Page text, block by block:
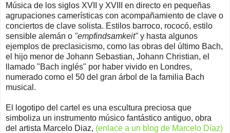
Música de los siglos XVII y XVIII en directo en pequeñas
agrupaciones camerísticas con acompañamiento de clave o
conciertos de clave solista. Estilos barroco, rococó, estilo
sensible alemán o "empfindsamkeit"y hasta algunos
ejemplos de preclasicismo, como las obras del último Bach,
el hijo menor de Johann Sebastian, Johann Christian, el
llamado "Bach inglés" por haber vivido en Londres,
numerado como el 50 del gran árbol de la familia Bach
musical.
El logotipo del cartel es una escultura preciosa que
simboliza un instrumento músico fantástico antiguo, obra
del artista Marcelo Diaz, (enlace a un blog de Marcelo Díaz)